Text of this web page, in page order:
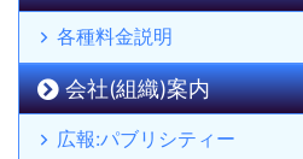
各種料金説明
会社(組織)案内
広報:パブリシティー